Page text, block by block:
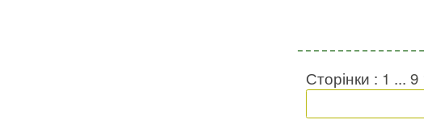
Сторінки : 1 ... 9